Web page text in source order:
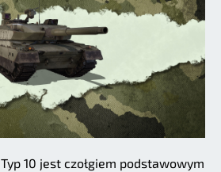
10 jest czołgiem podstawowym